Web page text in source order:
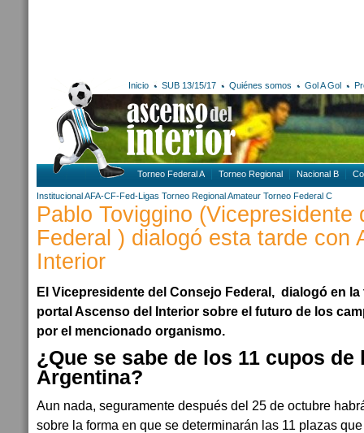
Inicio SUB 13/15/17 Quiénes somos Gol A Gol
Torneo Federal A Torneo Regional Nacional B
Institucional AFA-CF-Fed-Ligas Torneo Regional Amateur Torneo Federal C
Pablo Toviggino (Vicepresidente
Federal ) dialogó esta tarde con
Interior
El Vicepresidente del Consejo Federal, dialogó en la
portal Ascenso del Interior sobre el futuro de los
por el mencionado organismo.
¿Que se sabe de los 11 cupos de
Argentina?
Aun nada, seguramente después del 25 de octubre
sobre la forma en que se determinarán las 11 plazas